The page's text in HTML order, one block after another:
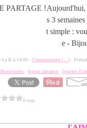
Aujourd'hui,
s 3
t simple :
e -
La B à 14:09 -Commentaires [ …] -
,bijoux fantaisie ,boucles
0 vote